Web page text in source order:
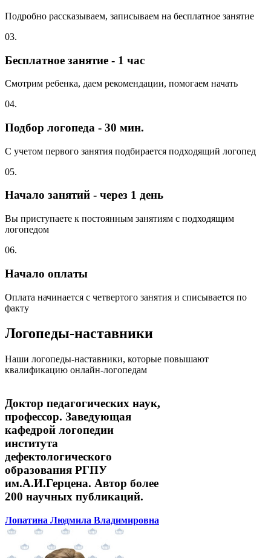
Подробно рассказываем, записываем на бесплатное занятие
03.
Бесплатное занятие - 1 час
Смотрим ребенка, даем рекомендации, помогаем начать
04.
Подбор логопеда - 30 мин.
С учетом первого занятия подбирается подходящий логопед
05.
Начало занятий - через 1 день
Вы приступаете к постоянным занятиям с подходящим
логопедом
06.
Начало оплаты
Оплата начинается с четвертого занятия и списывается по
факту
Логопеды-наставники
Наши логопеды-наставники, которые повышают
квалификацию онлайн-логопедам
Доктор педагогических наук,
профессор. Заведующая
кафедрой логопедии
института
дефектологического
образования РГПУ
им.А.И.Герцена. Автор более
200 научных публикаций.
Лопатина Людмила Владимировна